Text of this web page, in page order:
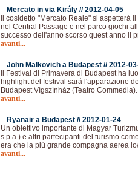
Mercato in via Király //2012-04-05
Il cosidetto "Mercato Reale" si aspetterá
nel Central Passage e nel parco giochi
successo dell'anno scorso quest anno il
avanti...
John Malkovich a Budapest //2012-
Il Festival di Primavera di Budapest ha
highlight del festival sará l'apparazione
Budapest Vígszínház (Teatro
avanti...
Ryanair a Budapest //2012-01-24
Un obiettivo importante di Magyar
s.p.a.) e altri partecipanti del turismo
era che la piú grande compagna aerea
avanti...